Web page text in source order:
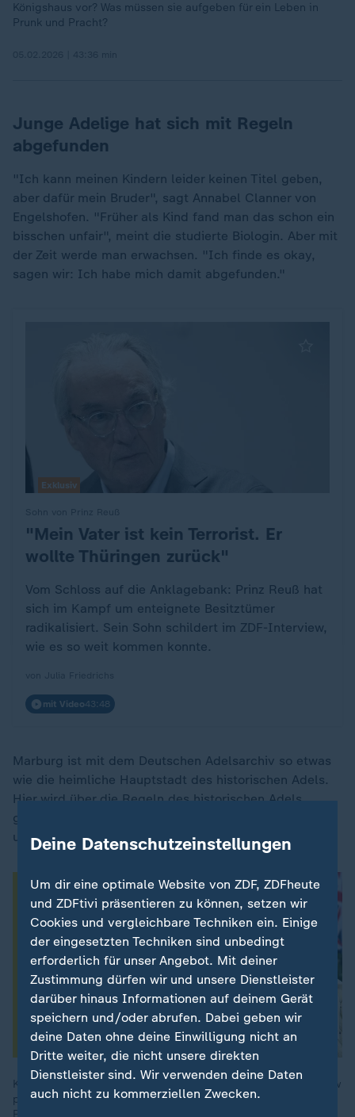
Königshaus vor? Was müssen sie aufgeben für ein Leben in
Prunk und Pracht?
Junge Adelige hat sich mit Regeln
abgefunden
"Ich kann meinen Kindern leider keinen Titel geben,
aber dafür mein Bruder", sagt Annabel Clanner von
Engelshofen. "Früher als Kind fand man das schon ein
bisschen unfair", meint die studierte Biologin. Aber mit
der Zeit werde man erwachsen. "Ich finde es okay,
sagen wir: Ich habe mich damit abgefunden."
:"Mein Vater ist kein Terrorist. Er
wollte Thüringen zurück"
Vom Schloss auf die Anklagebank: Prinz Reuß hat
sich im Kampf um enteignete Besitztümer
radikalisiert. Sein Sohn schildert im ZDF-Interview,
wie es so weit kommen konnte.
mit Video43:48
Exklusiv
Marburg ist mit dem Deutschen Adelsarchiv so etwas
wie die heimliche Hauptstadt des historischen Adels.
Hier wird über die Regeln des historischen Adels
gewacht, unter anderem von Albrecht Prinz von Croӱ
und Gottfried Graf Finck von Finckenstein.
König Charles muss sich Vorwürfen stellen. Sein Bruder Andrew
pflegte enge Kontakte zu Sexualstraftäter Epstein. Der
Reichtum der Familie befeuert die Kritik.
Deine Datenschutzeinstellungen
Um dir eine optimale Website von ZDF, ZDFheute
und ZDFtivi präsentieren zu können, setzen wir
Cookies und vergleichbare Techniken ein. Einige
der eingesetzten Techniken sind unbedingt
erforderlich für unser Angebot. Mit deiner
Zustimmung dürfen wir und unsere Dienstleister
darüber hinaus Informationen auf deinem Gerät
speichern und/oder abrufen. Dabei geben wir
deine Daten ohne deine Einwilligung nicht an
Dritte weiter, die nicht unsere direkten
Dienstleister sind. Wir verwenden deine Daten
auch nicht zu kommerziellen Zwecken.